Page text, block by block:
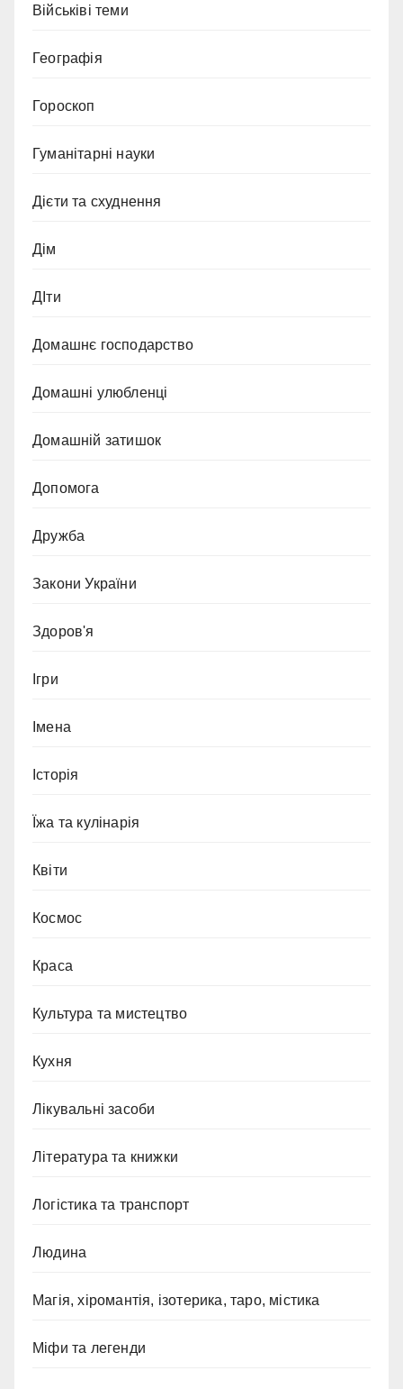
Військіві теми
Географія
Гороскоп
Гуманітарні науки
Дієти та схуднення
Дім
ДІти
Домашнє господарство
Домашні улюбленці
Домашній затишок
Допомога
Дружба
Закони України
Здоров'я
Ігри
Імена
Історія
Їжа та кулінарія
Квіти
Космос
Краса
Культура та мистецтво
Кухня
Лікувальні засоби
Література та книжки
Логістика та транспорт
Людина
Магія, хіромантія, ізотерика, таро, містика
Міфи та легенди